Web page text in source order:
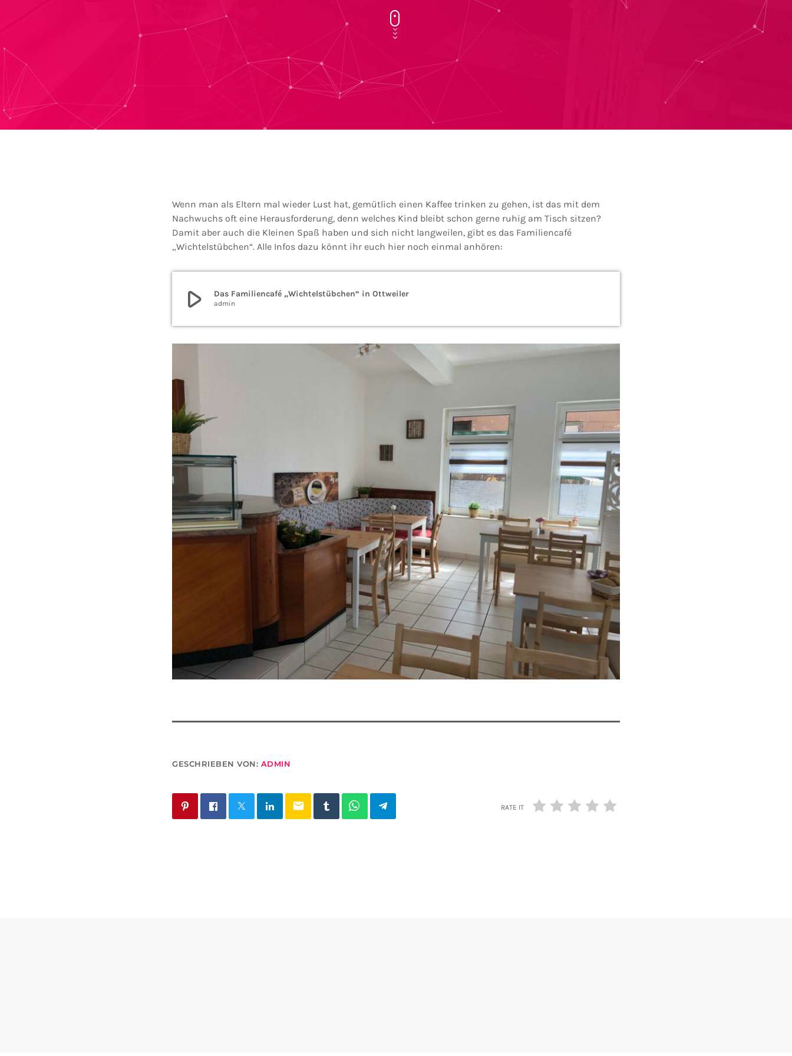
Wenn man als Eltern mal wieder Lust hat, gemütlich einen Kaffee trinken zu gehen, ist das mit dem
Nachwuchs oft eine Herausforderung, denn welches Kind bleibt schon gerne ruhig am Tisch sitzen?
Damit aber auch die Kleinen Spaß haben und sich nicht langweilen, gibt es das Familiencafé
„Wichtelstübchen“. Alle Infos dazu könnt ihr euch hier noch einmal anhören:
play_arrow Das Familiencafé „Wichtelstübchen“ in Ottweiler
admin
GESCHRIEBEN VON: ADMIN
email RATE IT